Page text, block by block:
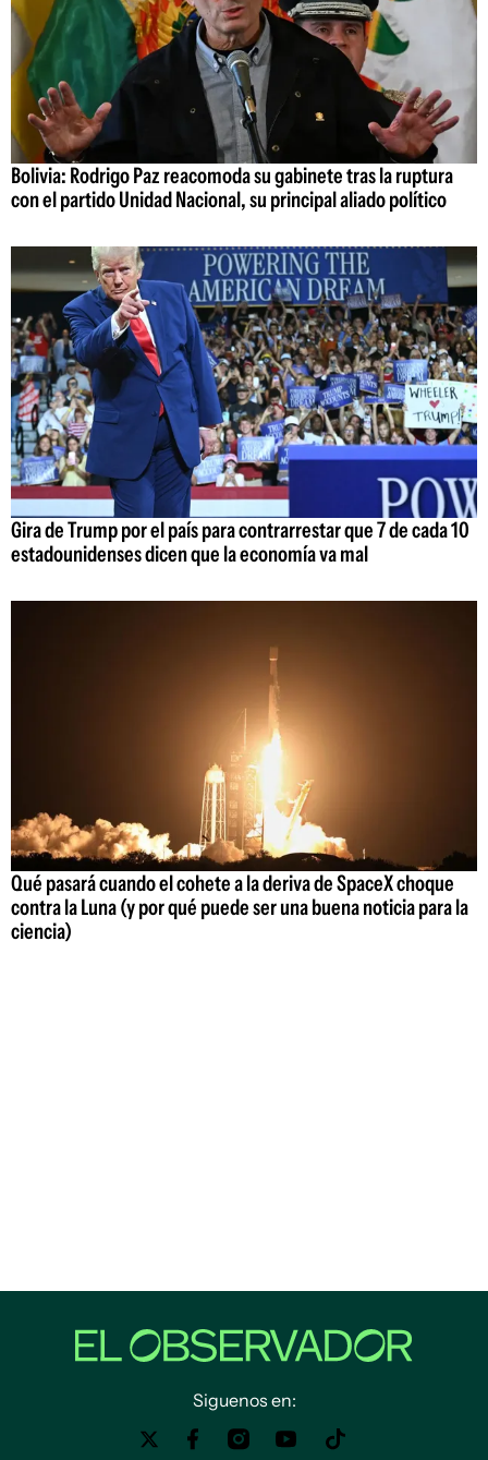
Bolivia: Rodrigo Paz reacomoda su gabinete tras la ruptura
con el partido Unidad Nacional, su principal aliado político
Gira de Trump por el país para contrarrestar que 7 de cada 10
estadounidenses dicen que la economía va mal
Qué pasará cuando el cohete a la deriva de SpaceX choque
contra la Luna (y por qué puede ser una buena noticia para la
ciencia)
Siguenos en: